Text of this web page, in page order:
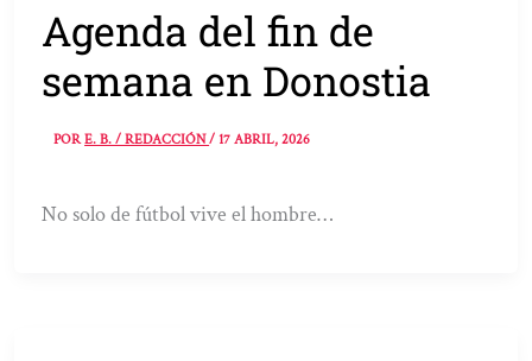
Agenda del fin de
semana en Donostia
PORE. B. / REDACCIÓN/17 ABRIL, 2026
No solo de fútbol vive el hombre…